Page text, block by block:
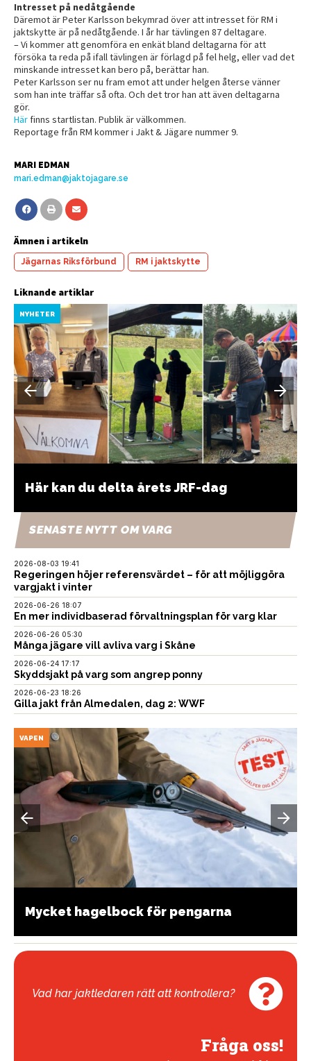
Intresset på nedåtgående
Däremot är Peter Karlsson bekymrad över att intresset för RM i
jaktskytte är på nedåtgående. I år har tävlingen 87 deltagare.
– Vi kommer att genomföra en enkät bland deltagarna för att
försöka ta reda på ifall tävlingen är förlagd på fel helg, eller vad det
minskande intresset kan bero på, berättar han.
Peter Karlsson ser nu fram emot att under helgen återse vänner
som han inte träffar så ofta. Och det tror han att även deltagarna
gör.
Här finns startlistan. Publik är välkommen.
Reportage från RM kommer i Jakt & Jägare nummer 9.
MARI EDMAN
mari.edman@jaktojagare.se
Ämnen i artikeln
Jägarnas Riksförbund RM i jaktskytte
Liknande artiklar
NYHETER
Här kan du delta årets JRF-dag
SENASTE NYTT OM VARG
2026-08-03 19:41
Regeringen höjer referensvärdet – för att möjliggöra
vargjakt i vinter
2026-06-26 18:07
En mer individbaserad förvaltningsplan för varg klar
2026-06-26 05:30
Många jägare vill avliva varg i Skåne
2026-06-24 17:17
Skyddsjakt på varg som angrep ponny
2026-06-23 18:26
Gilla jakt från Almedalen, dag 2: WWF
VAPEN
Mycket hagelbock för pengarna
Vad har jaktledaren rätt att kontrollera?
Fråga oss!